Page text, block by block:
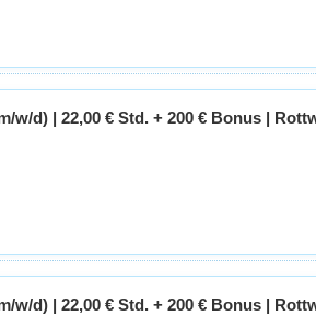
w/d) | 22,00 € Std. + 200 € Bonus |
w/d) | 22,00 € Std. + 200 € Bonus |